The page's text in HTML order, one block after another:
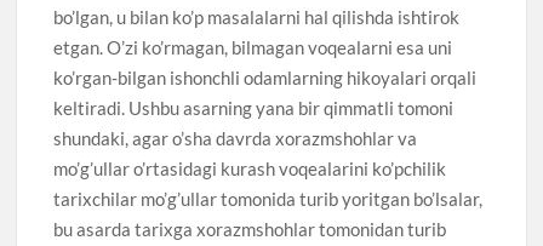
bo’lgan, u bilan ko’p masalalarni hal qilishda ishtirok
etgan. O’zi ko’rmagan, bilmagan voqealarni esa uni
ko’rgan-bilgan ishonchli odamlarning hikoyalari orqali
keltiradi. Ushbu asarning yana bir qimmatli tomoni
shundaki, agar o’sha davrda xorazmshohlar va
mo’g’ullar o’rtasidagi kurash voqealarini ko’pchilik
tarixchilar mo’g’ullar tomonida turib yoritgan bo’lsalar,
bu asarda tarixga xorazmshohlar tomonidan turib